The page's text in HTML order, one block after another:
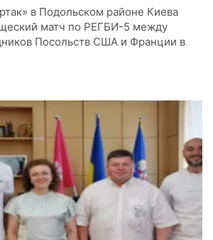
в Подольском районе Киева
матч по РЕГБИ-5 между
Посольств США и Франции в